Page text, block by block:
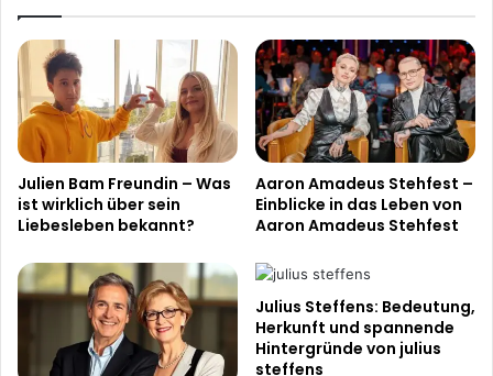
Julien Bam Freundin – Was
ist wirklich über sein
Liebesleben bekannt?
Aaron Amadeus Stehfest –
Einblicke in das Leben von
Aaron Amadeus Stehfest
Julius Steffens: Bedeutung,
Herkunft und spannende
Hintergründe von julius
steffens